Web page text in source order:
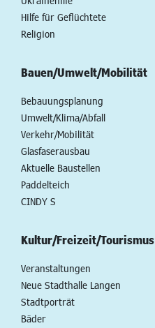
Hilfe für Geflüchtete
Religion
Bauen/Umwelt/Mobilität
Bebauungsplanung
Umwelt/Klima/Abfall
Verkehr/Mobilität
Glasfaserausbau
Aktuelle Baustellen
Paddelteich
CINDY S
Kultur/Freizeit/Tourismus
Veranstaltungen
Neue Stadthalle Langen
Stadtporträt
Bäder